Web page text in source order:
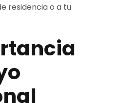
residencia o a tu